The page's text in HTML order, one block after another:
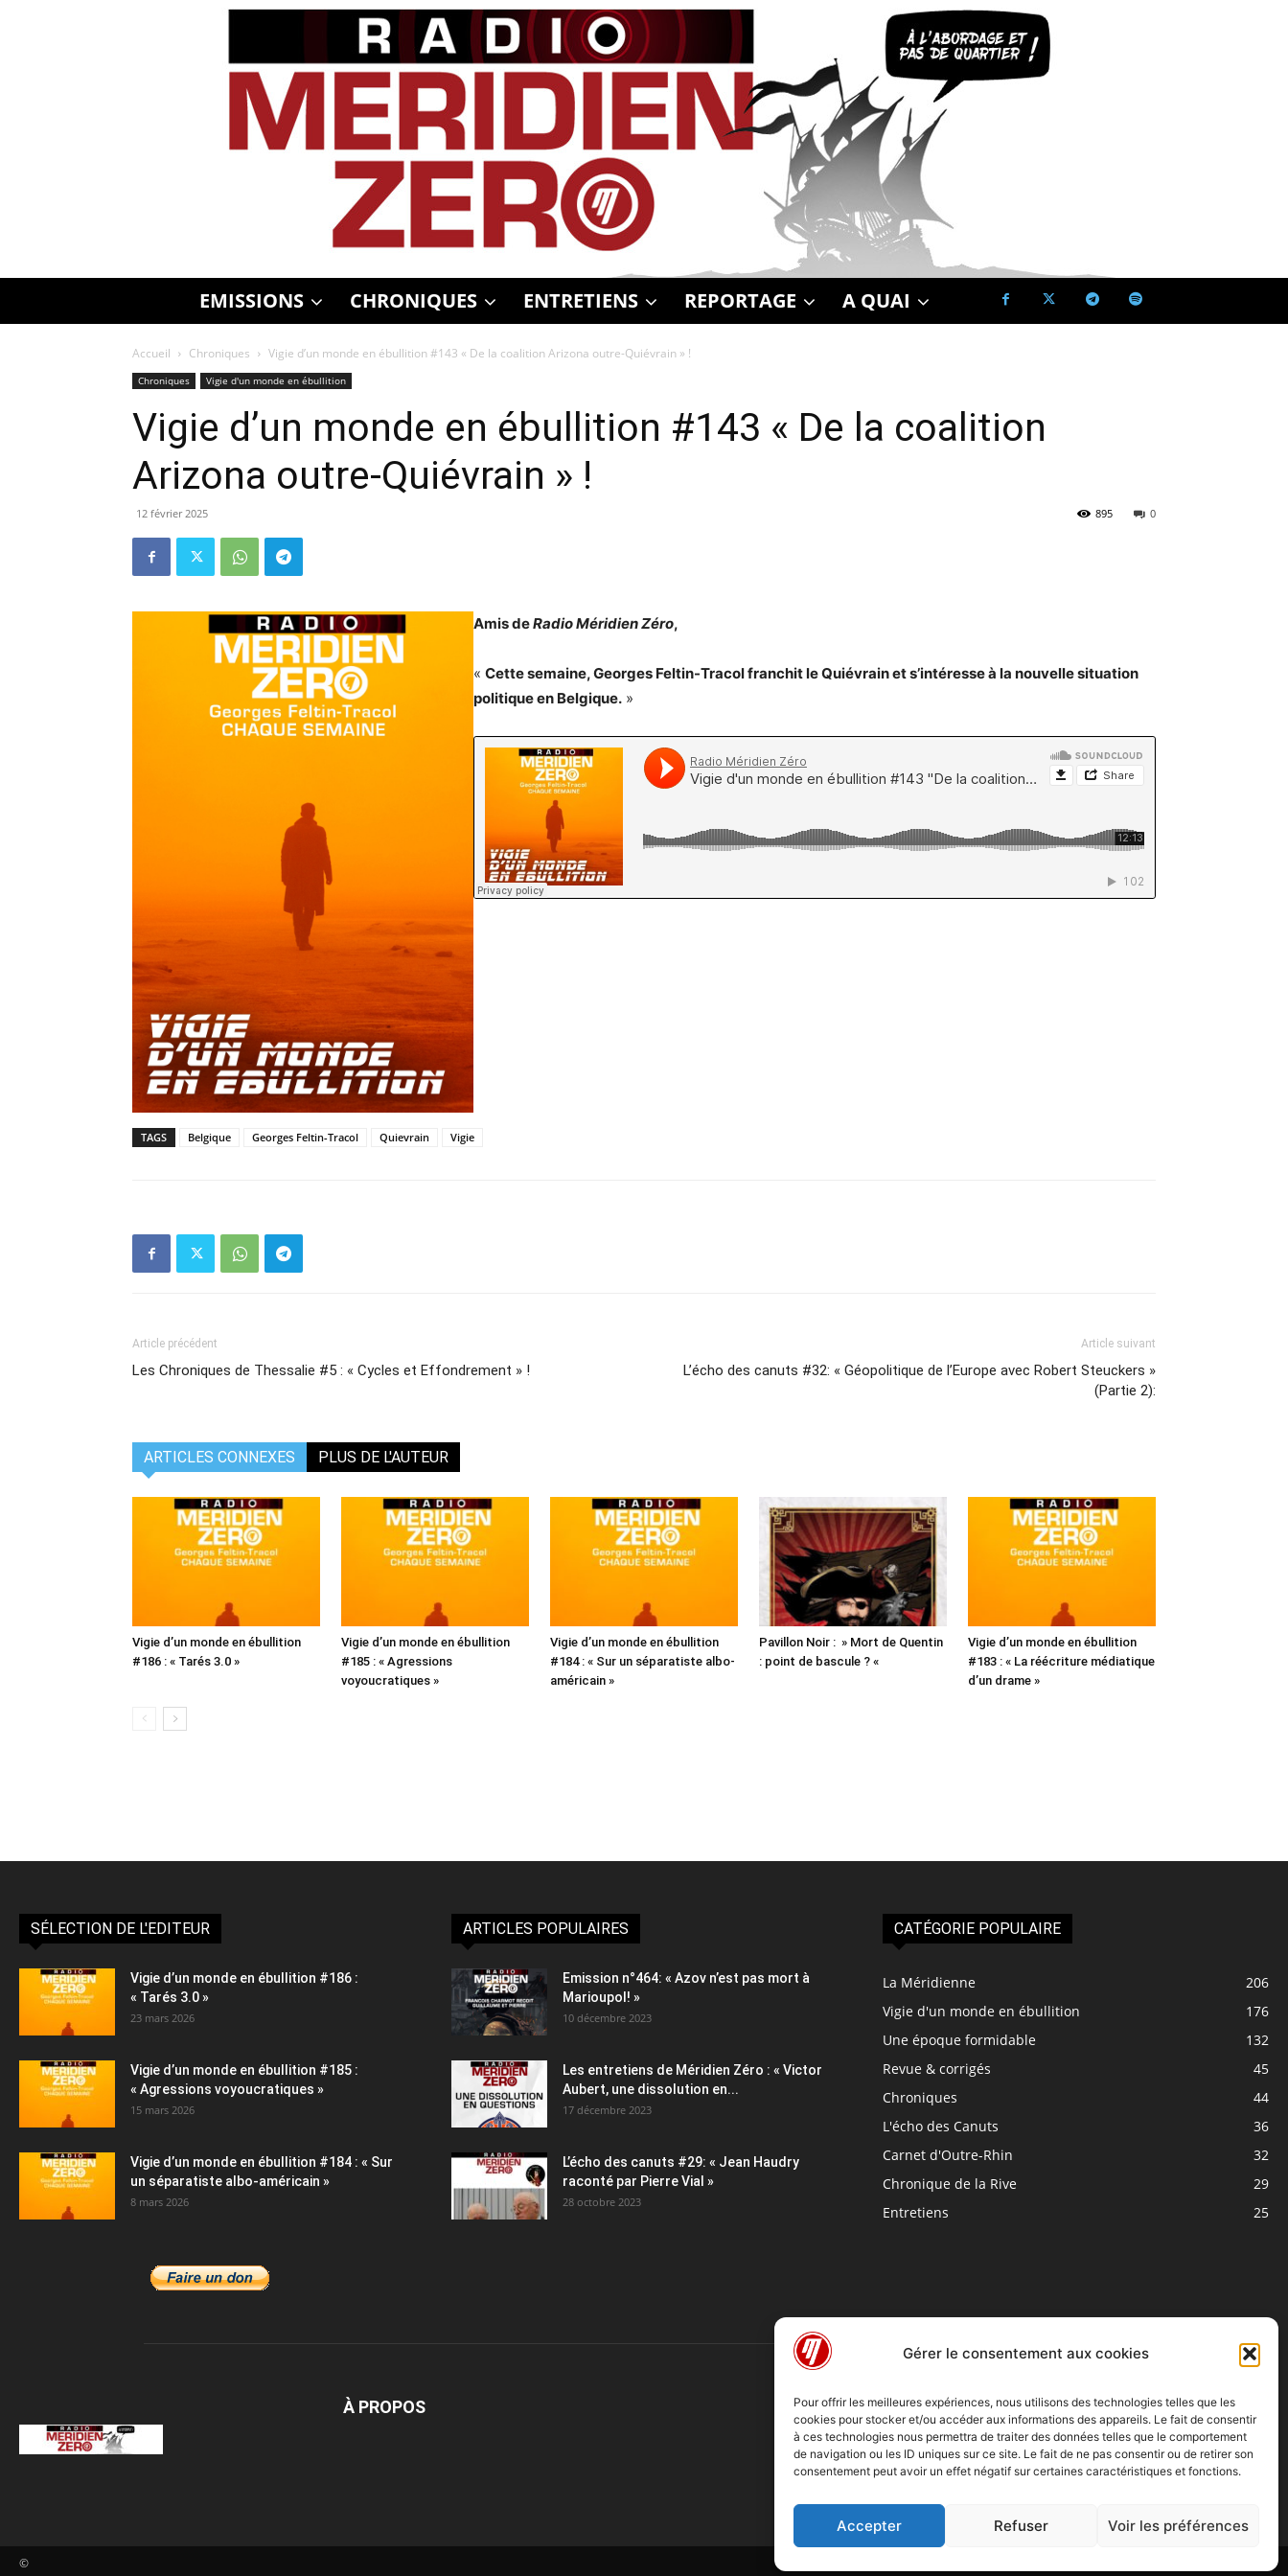
Gérer le consentement aux cookies
Pour offrir les meilleures expériences, nous utilisons des technologies telles que les
cookies pour stocker et/ou accéder aux informations des appareils. Le fait de consentir
à ces technologies nous permettra de traiter des données telles que le comportement
de navigation ou les ID uniques sur ce site. Le fait de ne pas consentir ou de retirer son
consentement peut avoir un effet négatif sur certaines caractéristiques et fonctions.
Accepter Refuser Voir les préférences
EMISSIONS CHRONIQUES ENTRETIENS REPORTAGE A QUAI
Accueil Chroniques Vigie d’un monde en ébullition #143 « De la coalition Arizona outre-Quiévrain » !
Chroniques Vigie d'un monde en ébullition
Vigie d’un monde en ébullition #143 « De la coalition
Arizona outre-Quiévrain » !
12 février 2025 0
895
Amis deRadio Méridien Zéro,
« Cette semaine, Georges Feltin-Tracol franchit le Quiévrain et s’intéresse à la nouvelle situation
politique en Belgique.»
TAGS Belgique Georges Feltin-Tracol Quievrain Vigie
Article précédent
Les Chroniques de Thessalie #5 : « Cycles et Effondrement » !
Article suivant
L’écho des canuts #32: « Géopolitique de l’Europe avec Robert Steuckers »
(Partie 2):
ARTICLES CONNEXES PLUS DE L'AUTEUR
Vigie d’un monde en ébullition
#186 : « Tarés 3.0 »
Vigie d’un monde en ébullition
#185 : « Agressions
voyoucratiques »
Vigie d’un monde en ébullition
#184 : « Sur un séparatiste albo-
américain »
Pavillon Noir : » Mort de Quentin
: point de bascule ? «
Vigie d’un monde en ébullition
#183 : « La réécriture médiatique
d’un drame »
SÉLECTION DE L'EDITEUR
Vigie d’un monde en ébullition #186 :
« Tarés 3.0 »
23 mars 2026
Vigie d’un monde en ébullition #185 :
« Agressions voyoucratiques »
15 mars 2026
Vigie d’un monde en ébullition #184 : « Sur
un séparatiste albo-américain »
8 mars 2026
ARTICLES POPULAIRES
Emission n°464: « Azov n’est pas mort à
Marioupol! »
10 décembre 2023
Les entretiens de Méridien Zéro : « Victor
Aubert, une dissolution en...
17 décembre 2023
L’écho des canuts #29: « Jean Haudry
raconté par Pierre Vial »
28 octobre 2023
CATÉGORIE POPULAIRE
La Méridienne
206
Vigie d'un monde en ébullition
176
Une époque formidable
132
Revue & corrigés
45
Chroniques
44
L'écho des Canuts
36
Carnet d'Outre-Rhin
32
Chronique de la Rive
29
Entretiens
25
À PROPOS SUIVEZ NOUS
©